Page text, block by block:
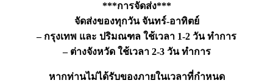
***การจัดส่ง***
จัดส่งของทุกวัน จันทร์-อาทิตย์
– กรุงเทพ และ ปริมณฑล ใช้เวลา 1-2 วัน ทำการ
– ต่างจังหวัด ใช้เวลา 2-3 วัน ทำการ
หากท่านไม่ได้รับของภายในเวลาที่กำหนด